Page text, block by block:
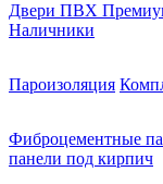
Двери ПВХ
Наличники
Пароизоляция
Фиброцементные
панели под кирпич